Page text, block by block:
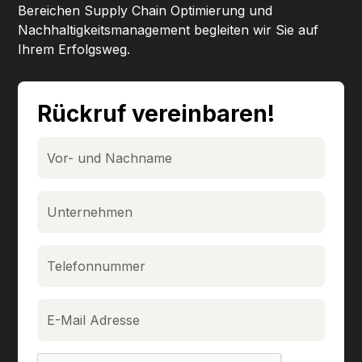
Bereichen Supply Chain Optimierung und
Nachhaltigkeitsmanagement begleiten wir Sie auf
Ihrem Erfolgsweg.
Rückruf vereinbaren!